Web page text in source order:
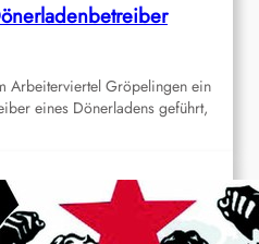
Arbeiterviertel Gröpelingen ein
eines Dönerladens geführt,